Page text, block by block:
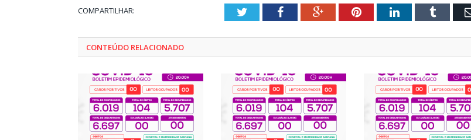
COMPARTILHAR: TwitterFacebookGoogle+PinterestLinkedInTumblr
CONTEÚDO RELACIONADO